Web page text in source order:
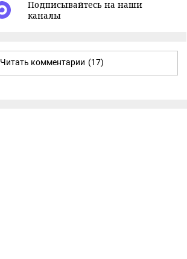
Подписывайтесь на наши
каналы
Читать комментарии (17)